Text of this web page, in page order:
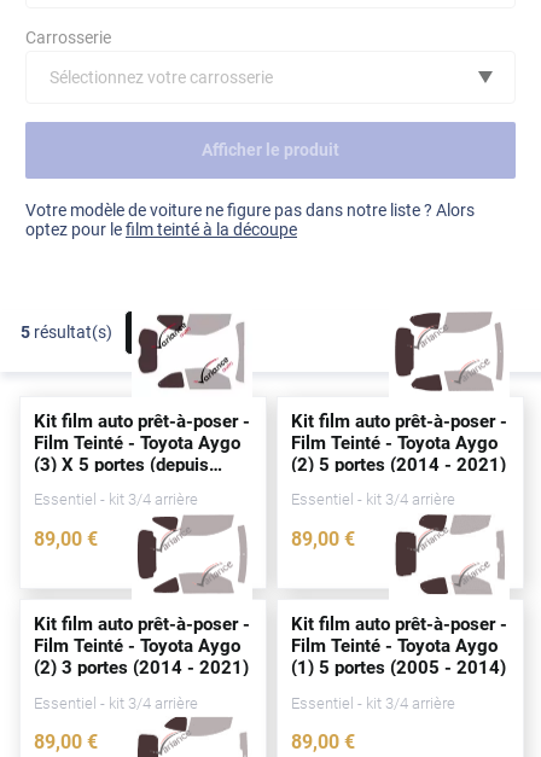
Ford
Hyundai
Land Rover
Mini
Opel
Peugeot
Carrosserie
Sélectionnez votre carrosserie
Voir tout
Afficher le produit
Votre modèle de voiture ne figure pas dans notre liste ? Alors
optez pour lefilm teinté à la découpe
5 résultat(s) FILTRER
Kit film auto prêt-à-poser -
Film Teinté - Toyota Aygo
(3) X 5portes (depuis
Essentiel - kit 3/4 arrière
89,00 €
5369-TOY
Kit film auto prêt-à-poser -
Film Teinté - Toyota Aygo
(2) 5portes (2014 - 2021)
Essentiel - kit 3/4 arrière
89,00 €
3361-TOY
Kit film auto prêt-à-poser -
Film Teinté - Toyota Aygo
(2) 3portes (2014 - 2021)
Essentiel - kit 3/4 arrière
89,00 €
Kit film auto prêt-à-poser -
Film Teinté - Toyota Aygo
(1) 5portes (2005 - 2014)
Essentiel - kit 3/4 arrière
89,00 €